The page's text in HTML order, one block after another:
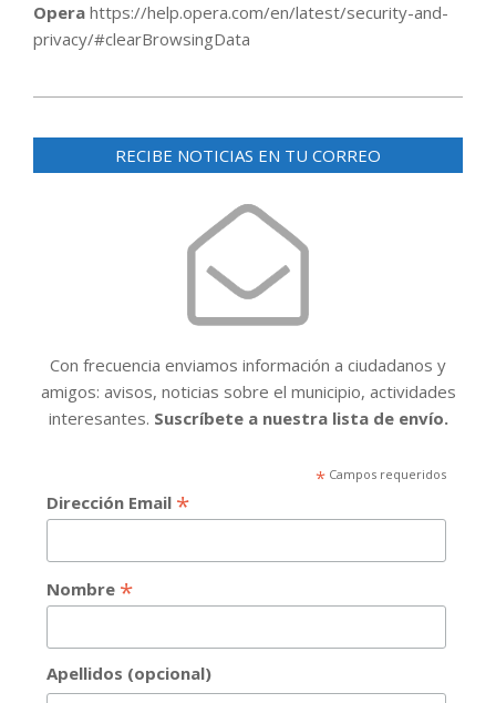
Opera https://help.opera.com/en/latest/security-and-
privacy/#clearBrowsingData
06-
RECIBE NOTICIAS EN TU CORREO
Con frecuencia enviamos información a ciudadanos y
amigos: avisos, noticias sobre el municipio, actividades
interesantes. Suscríbete a nuestra lista de envío.
*Campos requeridos
Dirección Email *
Nombre *
Apellidos (opcional)